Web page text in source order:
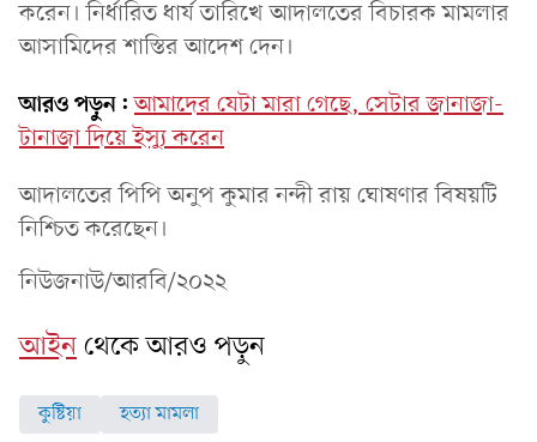
করেন। নির্ধারিত ধার্য তারিখে আদালতের বিচারক মামলার
আসামিদের শাস্তির আদেশ দেন।
আরও পড়ুন: আমাদের যেটা মারা গেছে, সেটার জানাজা-
টানাজা দিয়ে ইস্যু করেন
আদালতের পিপি অনুপ কুমার নন্দী রায় ঘোষণার বিষয়টি
নিশ্চিত করেছেন।
নিউজনাউ/আরবি/২০২২
আইনথেকে আরও পড়ুন
কুষ্টিয়া হত্যা মামলা